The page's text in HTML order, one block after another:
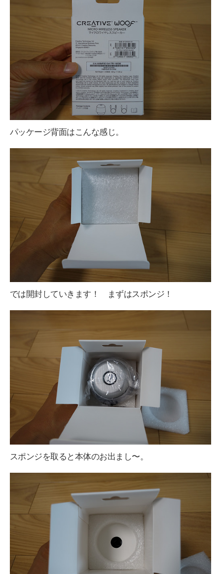
パッケージ背面はこんな感じ。
では開封していきます！ まずはスポンジ！
スポンジを取ると本体のお出まし〜。